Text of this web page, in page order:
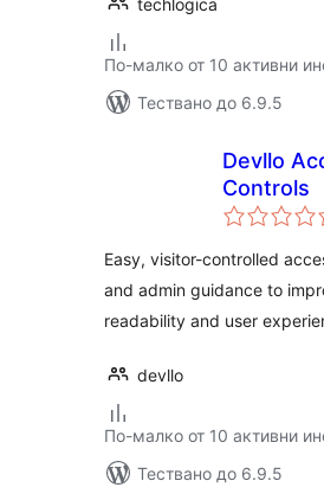
techlogica
По-малко от 10 активни
Тествано до 6.9.5
Devllo
Controls
Easy, visitor-controlled
and admin guidance to
readability and user
devllo
По-малко от 10 активни
Тествано до 6.9.5